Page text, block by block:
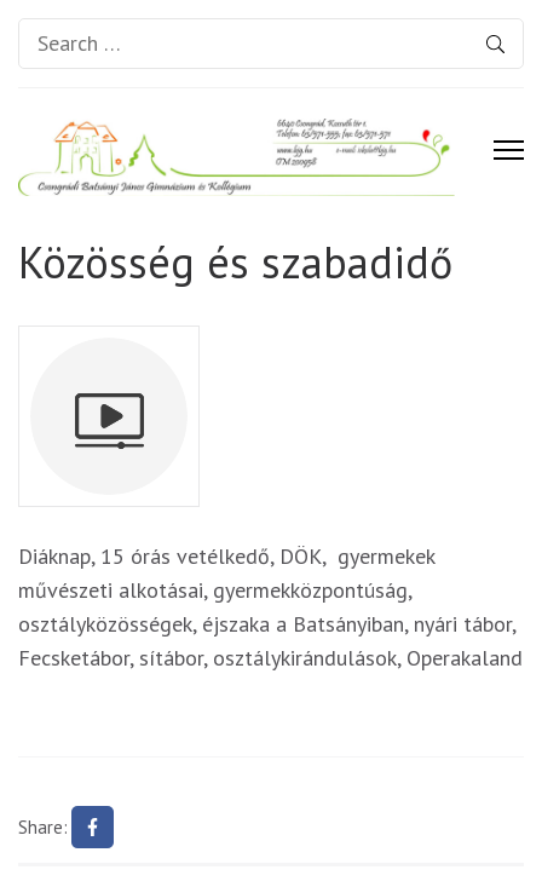
Search
for:
Gimnázium és Kollégium
Közösség és szabadidő
Diáknap, 15 órás vetélkedő, DÖK, gyermekek
művészeti alkotásai, gyermekközpontúság,
osztályközösségek, éjszaka a Batsányiban, nyári tábor,
Fecsketábor, sítábor, osztálykirándulások, Operakaland
Share: